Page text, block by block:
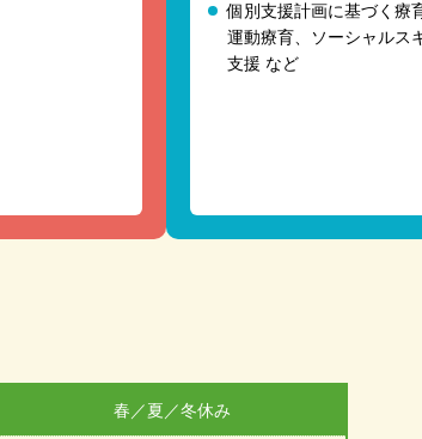
個別支援計画に基づく療
運動療育、ソーシャルス
支援 など
春／夏／冬休み